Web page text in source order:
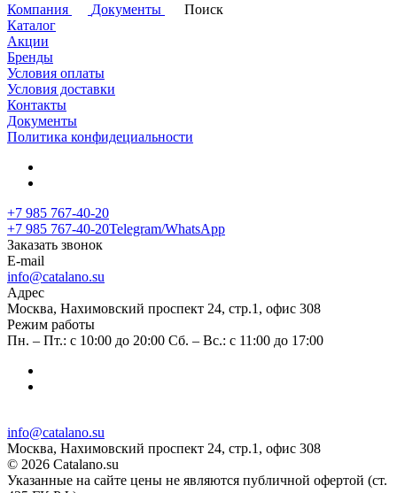
Компания
Документы
Поиск
Каталог
Акции
Бренды
Условия оплаты
Условия доставки
Контакты
Документы
Политика конфидециальности
+7 985 767-40-20
+7 985 767-40-20Telegram/WhatsApp
Заказать звонок
E-mail
info@catalano.su
Адрес
Москва, Нахимовский проспект 24, стр.1, офис 308
Режим работы
Пн. – Пт.: с 10:00 до 20:00 Сб. – Вс.: с 11:00 до 17:00
info@catalano.su
Москва, Нахимовский проспект 24, стр.1, офис 308
© 2026 Catalano.su
Указанные на сайте цены не являются публичной офертой (ст.